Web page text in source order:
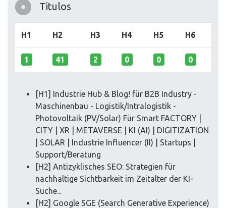
Titulos
H1 H2 H3 H4 H5 H6
1 41 2 0 0 0
[H1] Industrie Hub & Blog! für B2B Industry -
Maschinenbau - Logistik/Intralogistik -
Photovoltaik (PV/Solar) Für Smart FACTORY |
CITY | XR | METAVERSE | KI (AI) | DIGITIZATION
| SOLAR | Industrie Influencer (II) | Startups |
Support/Beratung
[H2] Antizyklisches SEO: Strategien für
nachhaltige Sichtbarkeit im Zeitalter der KI-
Suche...
[H2] Google SGE (Search Generative Experience)